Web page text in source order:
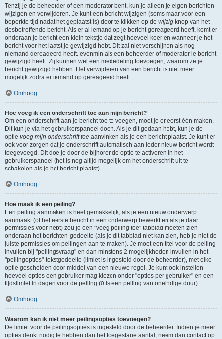
Tenzij je de beheerder of een moderator bent, kun je alleen je eigen berichten
wijzigen en verwijderen. Je kunt een bericht wijzigen (soms maar voor een
beperkte tijd nadat het geplaatst is) door te klikken op de wijzig knop van het
desbetreffende bericht. Als er al iemand op je bericht gereageerd heeft, komt er
onderaan je bericht een klein tekstje dat zegt hoeveel keer en wanneer je het
bericht voor het laatst je gewijzigd hebt. Dit zal niet verschijnen als nog
niemand gereageerd heeft, evenmin als een beheerder of moderator je bericht
gewijzigd heeft. Zij kunnen wel een mededeling toevoegen, waarom ze je
bericht gewijzigd hebben. Het verwijderen van een bericht is niet meer
mogelijk zodra er iemand op gereageerd heeft.
Omhoog
Hoe voeg ik een onderschrift toe aan mijn bericht?
Om een onderschrift aan je bericht toe te voegen, moet je er eerst één maken.
Dit kun je via het gebruikerspaneel doen. Als je dit gedaan hebt, kun je de
optie voeg mijn onderschrift toe aanvinken als je een bericht plaatst. Je kunt er
ook voor zorgen dat je onderschrift automatisch aan ieder nieuw bericht wordt
toegevoegd. Dit doe je door de bijhorende optie te activeren in het
gebruikerspaneel (het is nog altijd mogelijk om het onderschrift uit te
schakelen als je het bericht plaatst).
Omhoog
Hoe maak ik een peiling?
Een peiling aanmaken is heel gemakkelijk, als je een nieuw onderwerp
aanmaakt (of het eerste bericht in een onderwerp bewerkt en als je daar
permissies voor hebt) zou je een "voeg peiling toe" tabblad moeten zien
onderaan het berichten-gedeelte (als je dit tabblad niet kan zien, heb je niet de
juiste permissies om peilingen aan te maken). Je moet een titel voor de peiling
invullen bij "peilingsvraag" en dan minstens 2 mogelijkheden invullen in het
"peilingopties"-tekstgedeelte (limiet is ingesteld door de beheerder), met elke
optie gescheiden door middel van een nieuwe regel. Je kunt ook instellen
hoeveel opties een gebruiker mag kiezen onder "opties per gebruiker" en een
tijdslimiet in dagen voor de peiling (0 is een peiling van oneindige duur).
Omhoog
Waarom kan ik niet meer peilingsopties toevoegen?
De limiet voor de peilingsopties is ingesteld door de beheerder. Indien je meer
opties denkt nodig te hebben dan het toegestane aantal, neem dan contact op